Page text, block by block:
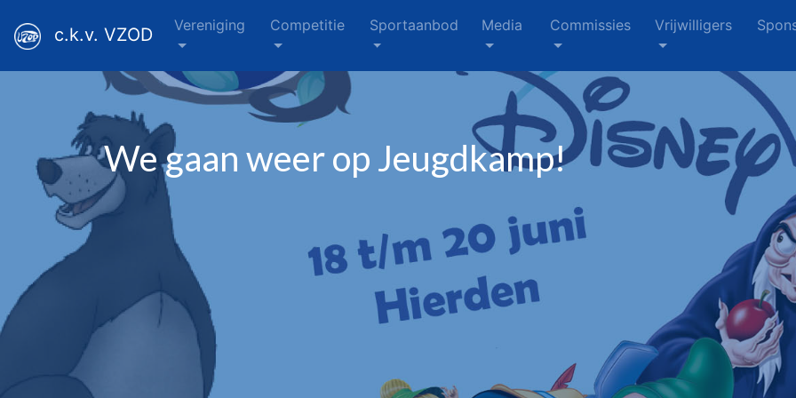
c.k.v. VZOD Vereniging Competitie Sportaanbod Media Commissies Vrijwilligers
We gaan weer op Jeugdkamp!